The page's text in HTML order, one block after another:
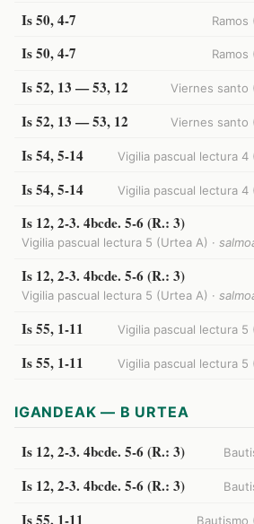
Is 50, 4-7 Ramos
Is 50, 4-7 Ramos
Is 52, 13 — 53, 12 Viernes santo
Is 52, 13 — 53, 12 Viernes santo
Is 54, 5-14 Vigilia pascual lectura 4
Is 54, 5-14 Vigilia pascual lectura 4
Is 12, 2-3. 4bcde. 5-6 (R.: 3)
Vigilia pascual lectura 5 (Urtea A) ·
Is 12, 2-3. 4bcde. 5-6 (R.: 3)
Vigilia pascual lectura 5 (Urtea A) ·
Is 55, 1-11 Vigilia pascual lectura 5
Is 55, 1-11 Vigilia pascual lectura 5
IGANDEAK — B URTEA
Is 12, 2-3. 4bcde. 5-6 (R.: 3)
Is 12, 2-3. 4bcde. 5-6 (R.: 3)
Is 55, 1-11 Bautismo